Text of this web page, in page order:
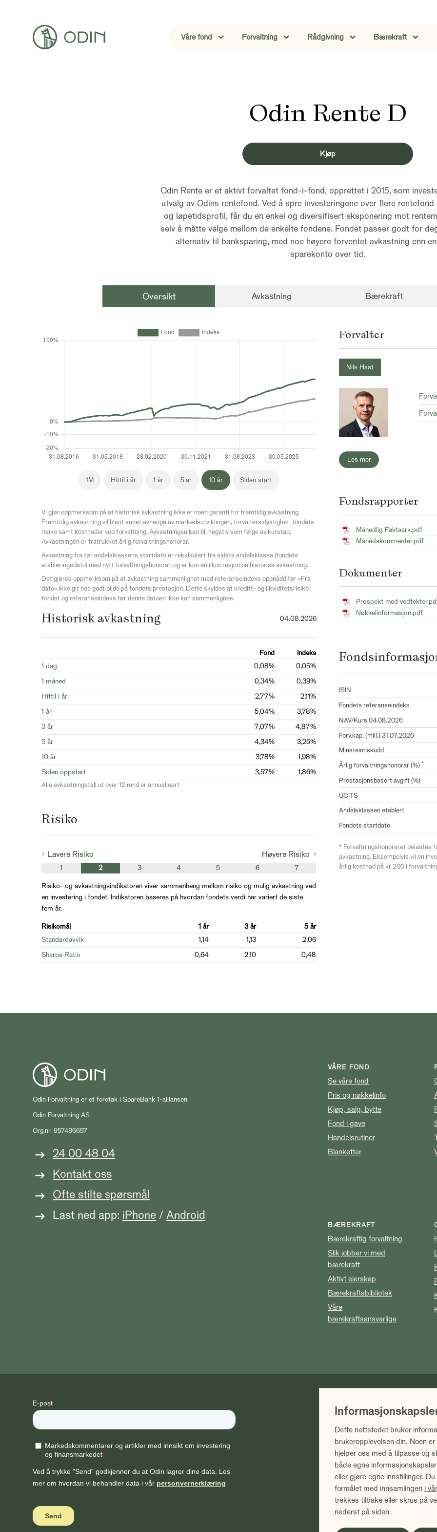
Våre fond Forvaltning Rådgivning Bærekraft
Odin Rente D
Kjøp
Odin Rente er et aktivt forvaltet fond-i-fond, opprettet i 2015, som
utvalg av Odins rentefond. Ved å spre investeringene over flere
og løpetidsprofil, får du en enkel og diversifisert eksponering mot
selv å måtte velge mellom de enkelte fondene. Fondet passer godt for
alternativ til banksparing, med noe høyere forventet avkastning enn
sparekonto over tid.
Oversikt Avkastning Bærekraft
1M Hittil i år 1 år 5 år 10 år Siden start
Vi gjør oppmerksom på at historisk avkastning ikke er noen garanti for fremtidig avkastning.
Fremtidig avkastning vil blant annet avhenge av markedsutviklingen, forvalters dyktighet, fondets
risiko samt kostnader ved forvaltning. Avkastningen kan bli negativ som følge av kurstap.
Avkastningen er fratrukket årlig forvaltningshonorar.
Avkastning fra før andelsklassens startdato er rekalkulert fra eldste andelsklasse (fondets
etableringsdato) med nytt forvaltningshonorar, og er kun en illustrasjon på historisk avkastning.
Det gjøres oppmerksom på at avkastning sammenlignet med referanseindeks oppnådd før «Fra
dato» ikke gir noe godt bilde på fondets prestasjon. Dette skyldes at kreditt- og likviditetsrisiko i
fondet og referanseindeks før denne datoen ikke kan sammenlignes.
Historisk avkastning 04.08.2026
Fond
Indeks
1 dag
0,08%
0,05%
1 måned
0,34%
0,39%
Hittil i år
2,77%
2,11%
1 år
5,04%
3,78%
3 år
7,07%
4,87%
5 år
4,34%
3,25%
10 år
3,78%
1,98%
Siden oppstart
3,57% 1,86%
Alle avkastningstall ut over 12 mnd er annualisert
Risiko
Lavere Risiko Høyere Risiko
1 2 3 4 5 6
7
Risiko- og avkastningsindikatoren viser sammenheng mellom risiko og mulig avkastning ved
en investering i fondet. Indikatoren baseres på hvordan fondets verdi har variert de siste
fem år.
Risikomål
1 år 3 år
5 år
Standardavvik
1,14 1,13
2,06
Sharpe Ratio
0,64 2,10 0,48
Forvalter
Nils Hast
Les mer
Fondsrapporter
Månedlig Faktaark.pdf
Månedskommentar.pdf
Dokumenter
Prospekt med
Nøkkelinformasjon.pdf
ISIN
Fondets referanseindeks
NAV/Kurs 04.08.2026
Forv.kap. (mill.) 31.07.2026
Minsteinnskudd
Årlig forvaltningshonorar (%)*
Prestasjonsbasert avgift (%)
UCITS
Andelsklassen etablert
Fondets startdato
* Forvaltningshonoraret belastes
avkastning. Eksempelvis vil en
årlig kostnad på kr 200 i
Odin Forvaltning er et foretak i SpareBank 1-alliansen
Odin Forvaltning AS
Org.nr. 957486657
24 00 48 04
Kontakt oss
Ofte stilte spørsmål
Last ned app: iPhone /Android
VÅRE FOND
Se våre fond
Pris og nøkkelinfo
Kjøp, salg, bytte
Fond i gave
Handelsrutiner
Blanketter
BÆREKRAFT
Bærekraftig forvaltning
Slik jobber vi med
bærekraft
Aktivt eierskap
Bærekraftsbibliotek
Våre
bærekraftsansvarlige
Vi gjør oppmerksom på at
avkastning. Fremtidig
dyktighet, fondets risiko samt
følge av kurstap. Avkastningen
måneder er annualisert. Tallene
Sammenlign våre priser med
Dette nettstedet bruker
brukeropplevelsen din. Noen
hjelper oss med å tilpasse og
både egne
eller gjøre egne innstillinger.
formålet med innsamlingen i
trekkes tilbake eller skrus på
nederst på siden.